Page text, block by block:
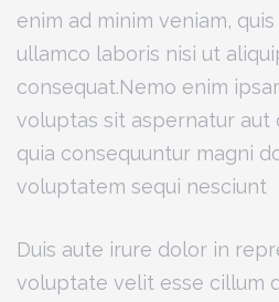
enim ad minim veniam,
ullamco laboris nisi ut
consequat.Nemo enim
voluptas sit aspernatur aut
quia consequuntur magni
voluptatem sequi nesciunt
Duis aute irure dolor in
voluptate velit esse cillum